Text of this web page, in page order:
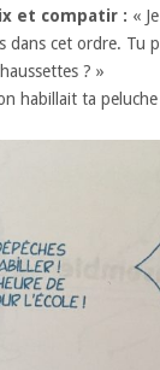
et compatir : «
dans cet ordre. Tu
? »
habillait ta